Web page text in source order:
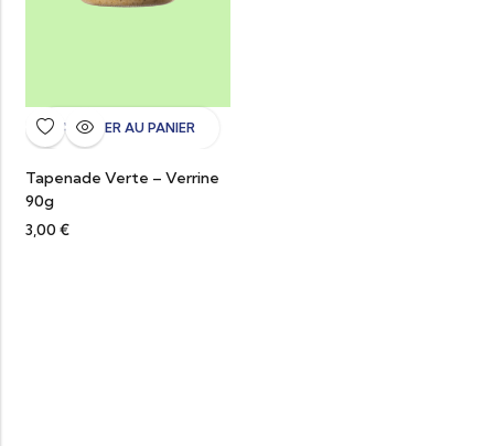
AJOUTER AU PANIER
Tapenade Verte – Verrine
90g
3,00 €